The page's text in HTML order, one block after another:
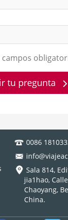
campos
0086
Sala 814,
jia1hao,
Chaoyang,
China.